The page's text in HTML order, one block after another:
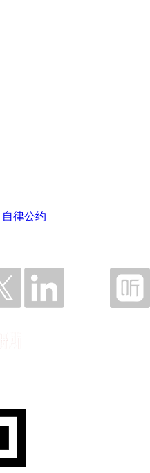
自律公约